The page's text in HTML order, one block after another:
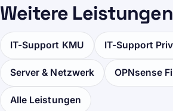
Weitere Leistungen
IT-Support KMU IT-Support
Server & Netzwerk OPNsense
Alle Leistungen